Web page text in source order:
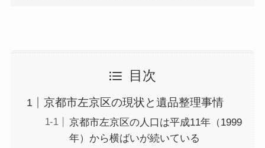
目次
京都市左京区の現状と遺品整理事情
京都市左京区の人口は平成11年（1999
年）から横ばいが続いている